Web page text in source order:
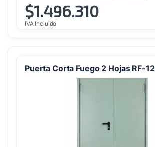
$1.496.310
IVA Incluido
Puerta Corta Fuego 2 Hojas RF-